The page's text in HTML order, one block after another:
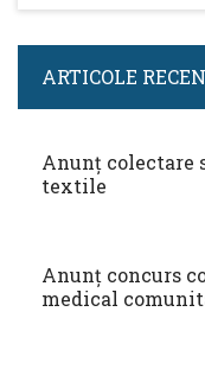
ARTICOLE
Anunț colectare
textile
Anunț concurs
medical